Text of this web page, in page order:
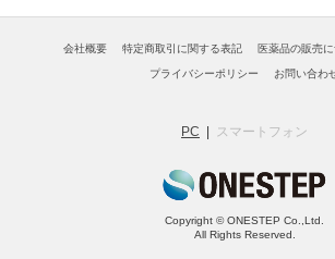
会社概要 特定商取引に関する表記 医薬品の販売
プライバシーポリシー お問い合わ
PC スマートフォン
Copyright © ONESTEP Co.,Ltd.
All Rights Reserved.